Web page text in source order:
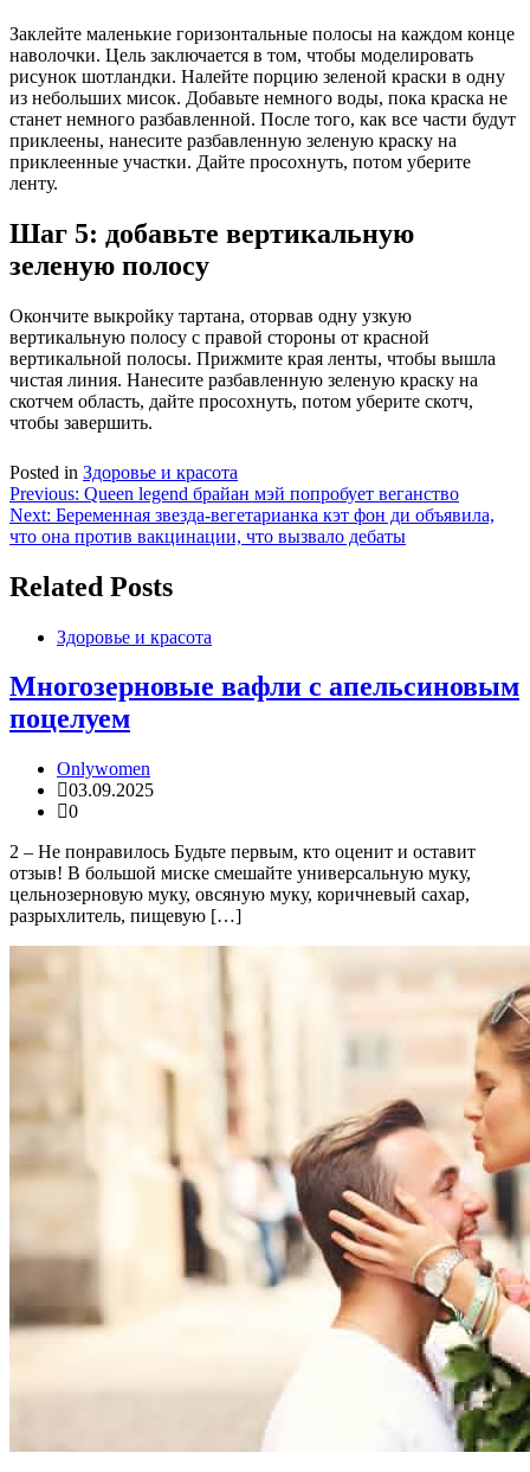
Заклейте маленькие горизонтальные полосы на каждом конце
наволочки. Цель заключается в том, чтобы моделировать
рисунок шотландки. Налейте порцию зеленой краски в одну
из небольших мисок. Добавьте немного воды, пока краска не
станет немного разбавленной. После того, как все части будут
приклеены, нанесите разбавленную зеленую краску на
приклеенные участки. Дайте просохнуть, потом уберите
ленту.
Шаг 5: добавьте вертикальную
зеленую полосу
Окончите выкройку тартана, оторвав одну узкую
вертикальную полосу с правой стороны от красной
вертикальной полосы. Прижмите края ленты, чтобы вышла
чистая линия. Нанесите разбавленную зеленую краску на
скотчем область, дайте просохнуть, потом уберите скотч,
чтобы завершить.
Posted in Здоровье и красота
Навигация
по
Previous: Queen legend брайан мэй попробует веганство
Next: Беременная звезда-вегетарианка кэт фон ди объявила,
что она против вакцинации, что вызвало дебаты
Related Posts
Здоровье и красота
Многозерновые вафли с апельсиновым
поцелуем
Onlywomen
03.09.2025
0
2 – Не понравилось Будьте первым, кто оценит и оставит
отзыв! В большой миске смешайте универсальную муку,
цельнозерновую муку, овсяную муку, коричневый сахар,
разрыхлитель, пищевую […]